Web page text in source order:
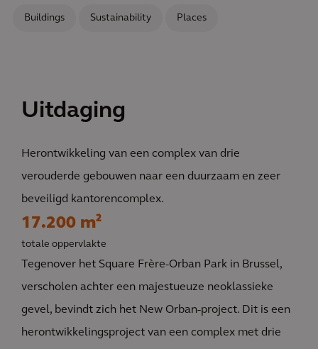
Buildings Sustainability Places
Uitdaging
Herontwikkeling van een complex van drie
verouderde gebouwen naar een duurzaam en zeer
beveiligd kantorencomplex.
17.200 m²
totale oppervlakte
Tegenover het Square Frère-Orban Park in Brussel,
verscholen achter een majestueuze neoklassieke
gevel, bevindt zich het New Orban-project. Dit is een
herontwikkelingsproject van een complex met drie